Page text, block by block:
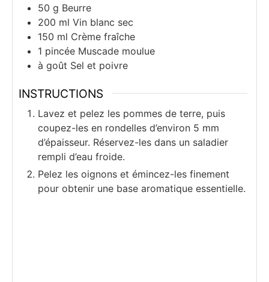
50 g Beurre
200 ml Vin blanc sec
150 ml Crème fraîche
1 pincée Muscade moulue
à goût Sel et poivre
INSTRUCTIONS
Lavez et pelez les pommes de terre, puis
coupez-les en rondelles d’environ 5 mm
d’épaisseur. Réservez-les dans un saladier
rempli d’eau froide.
Pelez les oignons et émincez-les finement
pour obtenir une base aromatique essentielle.